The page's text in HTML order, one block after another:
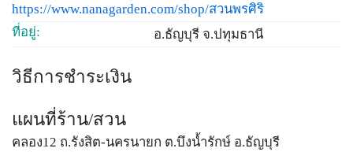
https://www.nanagarden.com/shop/สวนพรศิริ
ที่อยู่:
อ.ธัญบุรี จ.ปทุมธานี
วิธีการชำระเงิน
แผนที่ร้าน/สวน
คลอง12 ถ.รังสิต-นครนายก ต.บึงน้ำรักษ์ อ.ธัญบุรี